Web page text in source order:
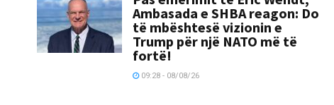
Ambasada e SHBA reagon: Do
të mbështesë vizionin e
Trump për një NATO më të
fortë!
09:28 - 08/08/26